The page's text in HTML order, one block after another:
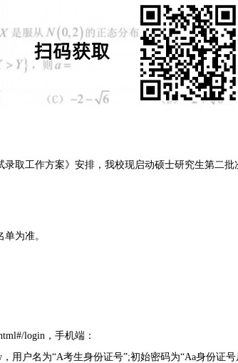
取工作方案》安排，我校现启动硕士研究生第二批
为准。
login，手机端：
用户名为“A考生身份证号”;初始密码为“Aa身份证号